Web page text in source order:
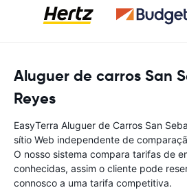
Aluguer de carros San
Reyes
EasyTerra Aluguer de Carros San
sítio Web independente de
O nosso sistema compara tarifas de
conhecidas, assim o cliente pode
connosco a uma tarifa competitiva.